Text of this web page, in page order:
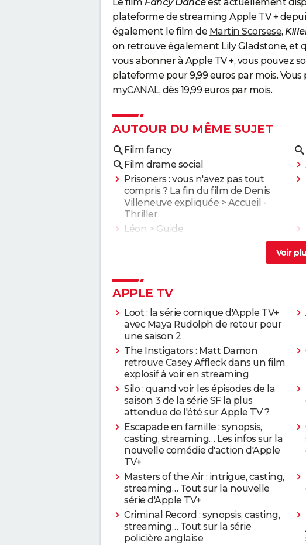
plateforme de streaming Apple TV +
également le film de Martin Scorsese,
on retrouve également Lily Gladstone, et
vous abonner à Apple TV +, vous pouvez
plateforme pour 9,99 euros par mois.
myCANAL, dès 19,99 euros par mois.
AUTOUR DU MÊME SUJET
Film fancy
Film drame social
Prisoners : vous n'avez pas tout
compris ? La fin du film de Denis
Villeneuve expliquée > Accueil -
Thriller
Léon > Guide
APPLE TV
Loot : la série comique d'Apple TV+
avec Maya Rudolph de retour pour
une saison 2
The Instigators : Matt Damon
retrouve Casey Affleck dans un film
explosif à voir en streaming
Silo : quand voir les épisodes de la
saison 3 de la série SF la plus
attendue de l'été sur Apple TV ?
Escapade en famille : synopsis,
casting, streaming… Les infos sur la
nouvelle comédie d'action d'Apple
TV+
Masters of the Air : intrigue, casting,
streaming… Tout sur la nouvelle
série d'Apple TV+
Criminal Record : synopsis, casting,
streaming… Tout sur la série
policière anglaise